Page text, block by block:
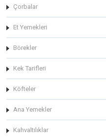
Çorbalar
Et Yemekleri
Börekler
Kek Tarifleri
Köfteler
Ana Yemekler
Kahvaltılıklar